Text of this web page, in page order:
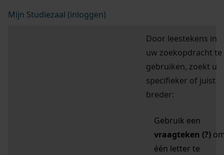
Mijn Studiezaal (inloggen)
Door leestekens in
uw zoekopdracht te
gebruiken, zoekt u
specifieker of juist
breder:
Gebruik een
vraagteken (?)
één letter te